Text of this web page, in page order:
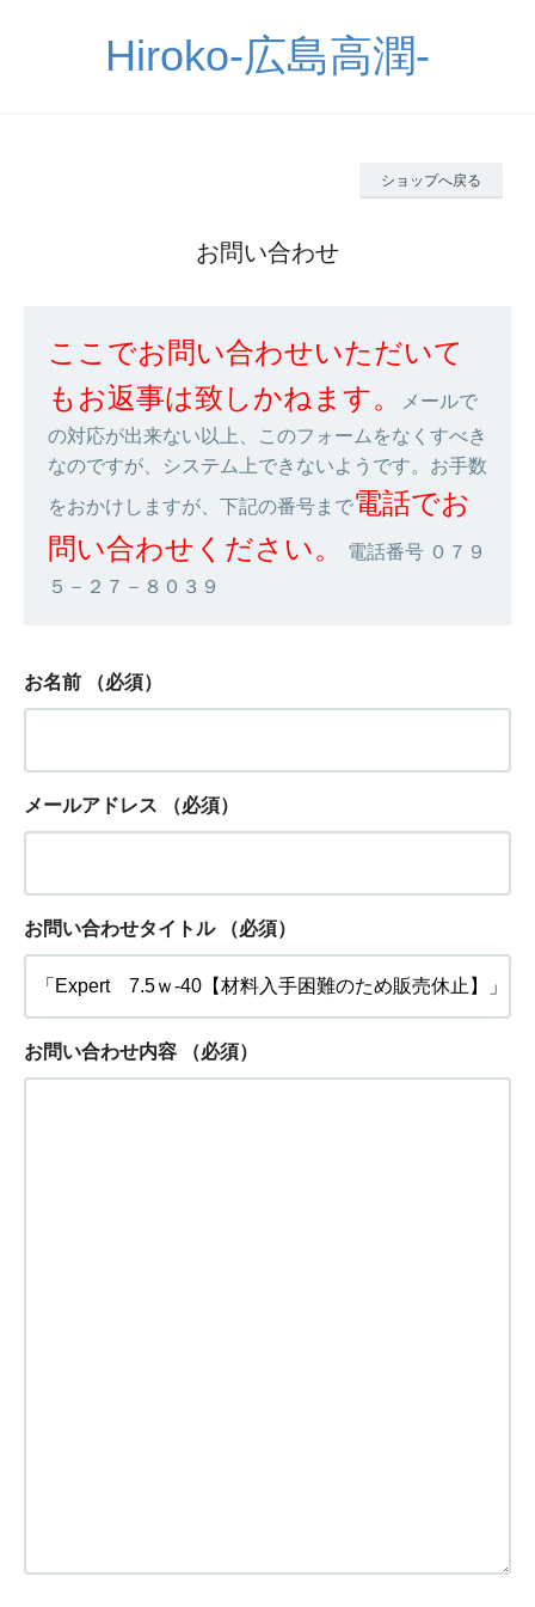
Hiroko-広島高潤-
ショップへ戻る
お問い合わせ
ここでお問い合わせいただいて
もお返事は致しかねます。
メールで
の対応が出来ない以上、このフォームをなくすべき
なのですが、システム上できないようです。お手数
をおかけしますが、下記の番号まで電話でお
問い合わせください。
電話番号 ０７９
５－２７－８０３９
お名前 （必須）
メールアドレス （必須）
お問い合わせタイトル （必須）
お問い合わせ内容 （必須）